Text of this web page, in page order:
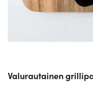
Valurautainen